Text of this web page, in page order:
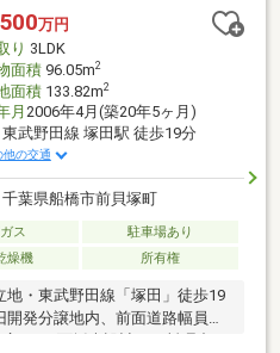
田小学校/徒歩約20分/約1600
万円
り 3LDK
面積96.05m2
面積133.82m2
月 2006年4月(築20年5ヶ月)
東武野田線 塚田駅 徒歩19分
他の交通
千葉県船橋市前貝塚町
ス
駐車場あり
燥機 所有権
・東武野田線「塚田」徒歩19
発分譲地内、前面道路幅員は